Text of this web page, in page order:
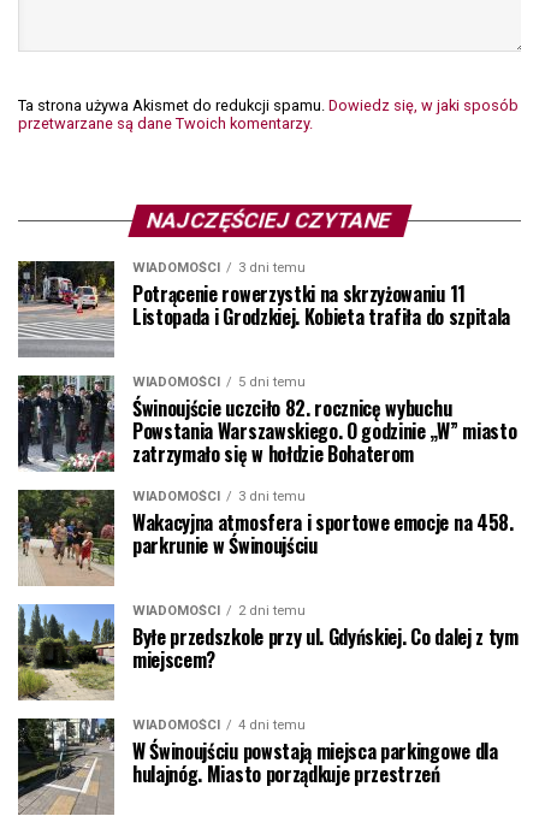
Ta strona używa Akismet do redukcji spamu. Dowiedz się, w jaki sposób
przetwarzane są dane Twoich komentarzy.
NAJCZĘŚCIEJ CZYTANE
WIADOMOŚCI 3 dni temu
Potrącenie rowerzystki na skrzyżowaniu 11
Listopada i Grodzkiej. Kobieta trafiła do szpitala
WIADOMOŚCI 5 dni temu
Świnoujście uczciło 82. rocznicę wybuchu
Powstania Warszawskiego. O godzinie „W” miasto
zatrzymało się w hołdzie Bohaterom
WIADOMOŚCI 3 dni temu
Wakacyjna atmosfera i sportowe emocje na 458.
parkrunie w Świnoujściu
WIADOMOŚCI 2 dni temu
Byłe przedszkole przy ul. Gdyńskiej. Co dalej z tym
miejscem?
WIADOMOŚCI 4 dni temu
W Świnoujściu powstają miejsca parkingowe dla
hulajnóg. Miasto porządkuje przestrzeń